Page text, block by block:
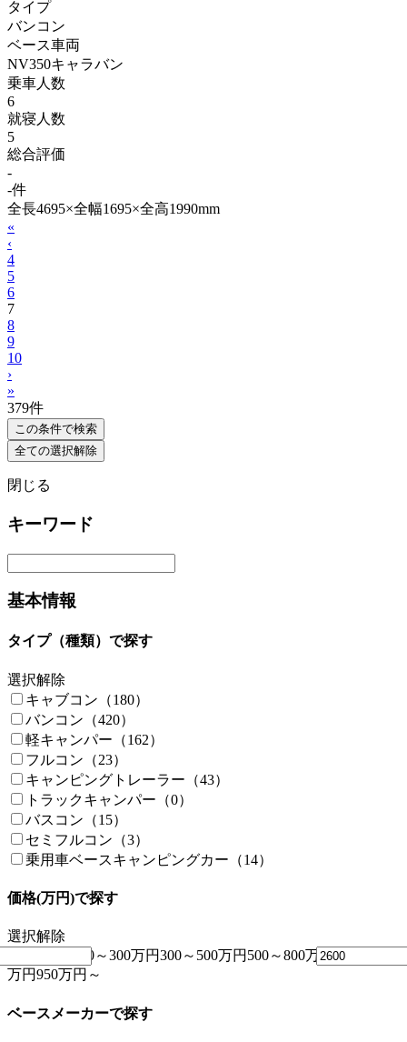
タイプ
バンコン
ベース車両
NV350キャラバン
乗車人数
6
就寝人数
5
総合評価
-
-件
全長4695×全幅1695×全高1990mm
«
‹
4
5
6
7
8
9
10
›
»
379件
この条件で検索
全ての選択解除
閉じる
キーワード
基本情報
タイプ（種類）で探す
選択解除
キャブコン（180）
バンコン（420）
軽キャンパー（162）
フルコン（23）
キャンピングトレーラー（43）
トラックキャンパー（0）
バスコン（15）
セミフルコン（3）
乗用車ベースキャンピングカー（14）
価格(万円)で探す
選択解除
100～300万円300～500万円 500～800万円800～950
万円950万円～
ベースメーカーで探す